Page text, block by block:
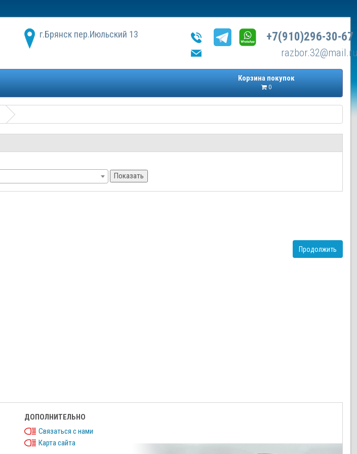
г.Брянск пер.Июльский 13 +7(910)296-30-67
Корзина покупок
0
Показать
Продолжить
ДОПОЛНИТЕЛЬНО
Связаться с нами
Карта сайта